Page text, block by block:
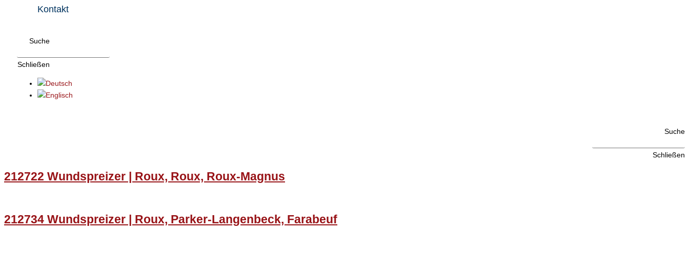
Kontakt
Suche
Schließen
Suche
Schließen
212722 Wundspreizer | Roux, Roux, Roux-Magnus
212734 Wundspreizer | Roux, Parker-Langenbeck, Farabeuf